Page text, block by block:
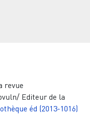
revue
Editeur de la
éd (2013-1016)